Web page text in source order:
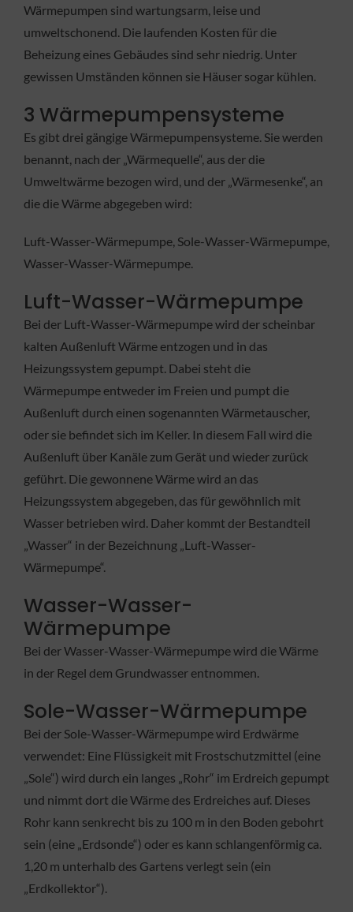
KONTAKT
Wärmepumpen sind wartungsarm, leise und
umweltschonend. Die laufenden Kosten für die
Beheizung eines Gebäudes sind sehr niedrig. Unter
gewissen Umständen können sie Häuser sogar kühlen.
3 Wärmepumpensysteme
Es gibt drei gängige Wärmepumpensysteme. Sie werden
benannt, nach der „Wärmequelle“, aus der die
Umweltwärme bezogen wird, und der „Wärmesenke“, an
die die Wärme abgegeben wird:
Luft-Wasser-Wärmepumpe, Sole-Wasser-Wärmepumpe,
Wasser-Wasser-Wärmepumpe.
Luft-Wasser-Wärmepumpe
Bei der Luft-Wasser-Wärmepumpe wird der scheinbar
kalten Außenluft Wärme entzogen und in das
Heizungssystem gepumpt. Dabei steht die
Wärmepumpe entweder im Freien und pumpt die
Außenluft durch einen sogenannten Wärmetauscher,
oder sie befindet sich im Keller. In diesem Fall wird die
Außenluft über Kanäle zum Gerät und wieder zurück
geführt. Die gewonnene Wärme wird an das
Heizungssystem abgegeben, das für gewöhnlich mit
Wasser betrieben wird. Daher kommt der Bestandteil
„Wasser“ in der Bezeichnung „Luft-Wasser-
Wärmepumpe“.
Wasser-Wasser-
Wärmepumpe
Bei der Wasser-Wasser-Wärmepumpe wird die Wärme
in der Regel dem Grundwasser entnommen.
Sole-Wasser-Wärmepumpe
Bei der Sole-Wasser-Wärmepumpe wird Erdwärme
verwendet: Eine Flüssigkeit mit Frostschutzmittel (eine
„Sole“) wird durch ein langes „Rohr“ im Erdreich gepumpt
und nimmt dort die Wärme des Erdreiches auf. Dieses
Rohr kann senkrecht bis zu 100 m in den Boden gebohrt
sein (eine „Erdsonde“) oder es kann schlangenförmig ca.
1,20 m unterhalb des Gartens verlegt sein (ein
„Erdkollektor“).